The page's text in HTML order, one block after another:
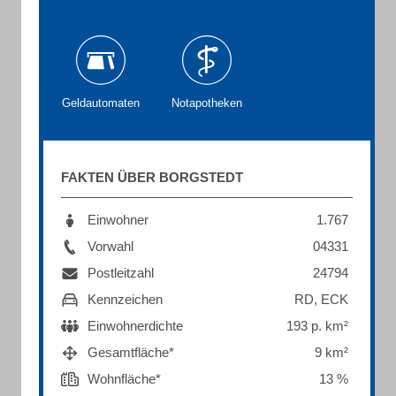
Geldautomaten Notapotheken
FAKTEN ÜBER BORGSTEDT
Einwohner
1.767
Vorwahl
04331
Postleitzahl
24794
Kennzeichen
RD, ECK
Einwohnerdichte
193 p. km²
Gesamtfläche*
9 km²
Wohnfläche*
13 %